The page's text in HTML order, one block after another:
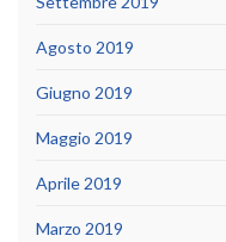
Agosto 2019
Giugno 2019
Maggio 2019
Aprile 2019
Marzo 2019